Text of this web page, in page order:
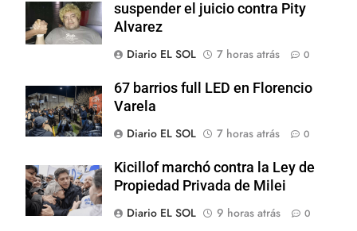
suspender el juicio contra Pity
Alvarez
Diario EL SOL
7 horas atrás 0
67 barrios full LED en Florencio
Varela
Diario EL SOL
7 horas atrás 0
Kicillof marchó contra la Ley de
Propiedad Privada de Milei
Diario EL SOL
9 horas atrás 0